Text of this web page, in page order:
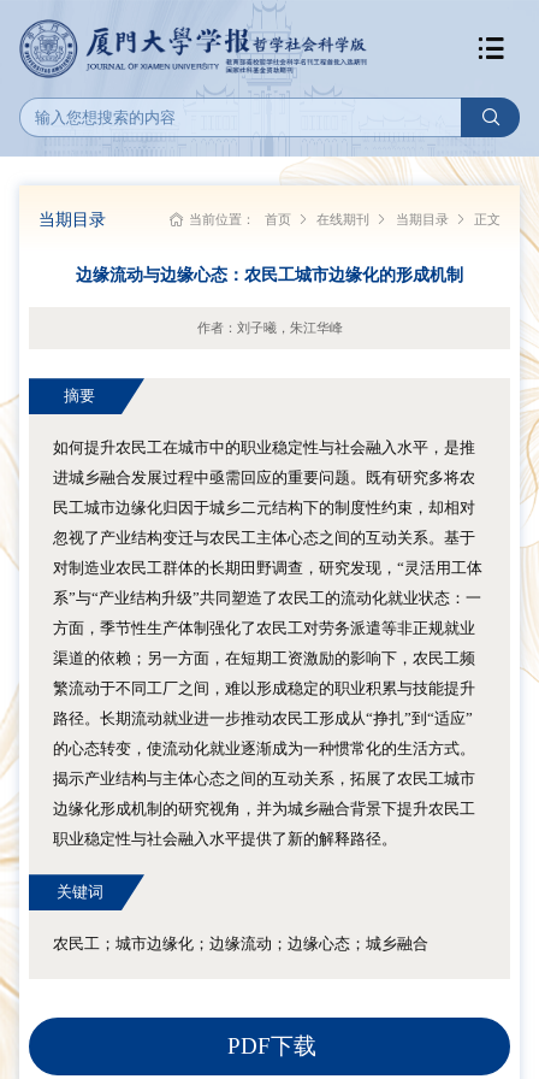
当期目录 当前位置： 首页 在线期刊 当期目录 正文
边缘流动与边缘心态：农民工城市边缘化的形成机制
作者：刘子曦，朱江华峰
摘要
如何提升农民工在城市中的职业稳定性与社会融入水平，是推
进城乡融合发展过程中亟需回应的重要问题。既有研究多将农
民工城市边缘化归因于城乡二元结构下的制度性约束，却相对
忽视了产业结构变迁与农民工主体心态之间的互动关系。基于
对制造业农民工群体的长期田野调查，研究发现，“灵活用工体
系”与“产业结构升级”共同塑造了农民工的流动化就业状态：一
方面，季节性生产体制强化了农民工对劳务派遣等非正规就业
渠道的依赖；另一方面，在短期工资激励的影响下，农民工频
繁流动于不同工厂之间，难以形成稳定的职业积累与技能提升
路径。长期流动就业进一步推动农民工形成从“挣扎”到“适应”
的心态转变，使流动化就业逐渐成为一种惯常化的生活方式。
揭示产业结构与主体心态之间的互动关系，拓展了农民工城市
边缘化形成机制的研究视角，并为城乡融合背景下提升农民工
职业稳定性与社会融入水平提供了新的解释路径。
关键词
农民工；城市边缘化；边缘流动；边缘心态；城乡融合
PDF下载